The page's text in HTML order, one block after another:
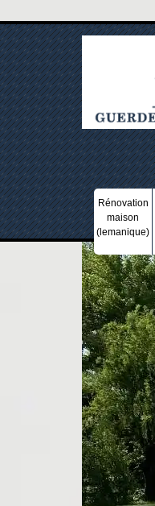
Rénovation
maison
(lemanique)